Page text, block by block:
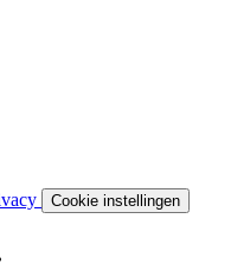
Cookie instellingen